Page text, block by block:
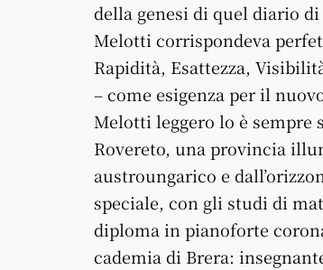
della genesi di quel diario
Melotti corrispondeva
Rapidità, Esattezza,
– come esigenza per il
Melotti leggero lo è sempre
Rovereto, una provincia
austroungarico e
speciale, con gli studi di
diploma in pianoforte
cademia di Brera: